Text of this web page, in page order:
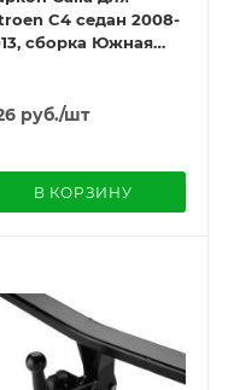
C4 седан 2008-
сборка Южная
руб./шт
В КОРЗИНУ